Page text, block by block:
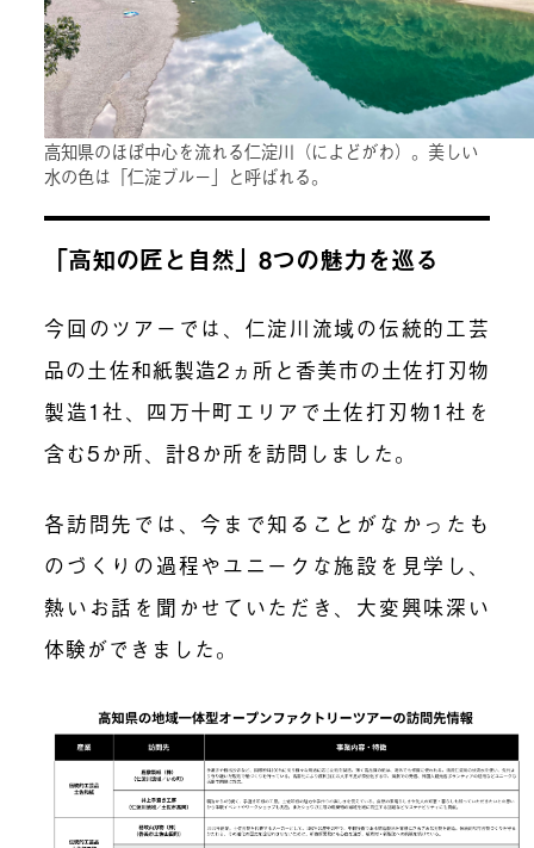
高知県のほぼ中心を流れる仁淀川（によどがわ）。美しい
水の色は「仁淀ブルー」と呼ばれる。
「高知の匠と自然」8つの魅力を巡る
今回のツアーでは、仁淀川流域の伝統的工芸
品の土佐和紙製造2ヵ所と香美市の土佐打刃物
製造1社、四万十町エリアで土佐打刃物1社を
含む5か所、計8か所を訪問しました。
各訪問先では、今まで知ることがなかったも
のづくりの過程やユニークな施設を見学し、
熱いお話を聞かせていただき、大変興味深い
体験ができました。